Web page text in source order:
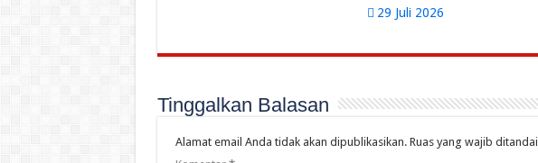
29 Juli 2026
Tinggalkan Balasan
Alamat email Anda tidak akan dipublikasikan. Ruas yang wajib ditandai